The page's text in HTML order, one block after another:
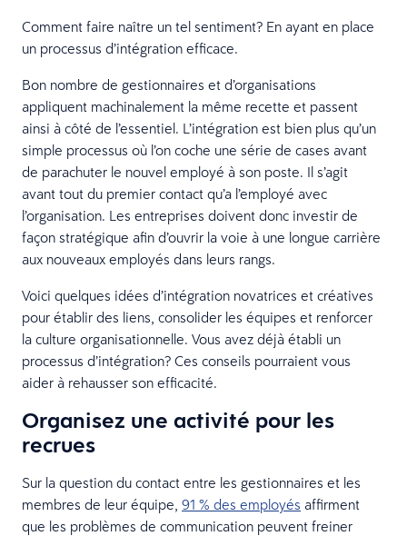
Comment faire naître un tel sentiment? En ayant en place
un processus d’intégration efficace.
Bon nombre de gestionnaires et d’organisations
appliquent machinalement la même recette et passent
ainsi à côté de l’essentiel. L’intégration est bien plus qu’un
simple processus où l’on coche une série de cases avant
de parachuter le nouvel employé à son poste. Il s’agit
avant tout du premier contact qu’a l’employé avec
l’organisation. Les entreprises doivent donc investir de
façon stratégique afin d’ouvrir la voie à une longue carrière
aux nouveaux employés dans leurs rangs.
Voici quelques idées d’intégration novatrices et créatives
pour établir des liens, consolider les équipes et renforcer
la culture organisationnelle. Vous avez déjà établi un
processus d’intégration? Ces conseils pourraient vous
aider à rehausser son efficacité.
Organisez une activité pour les
recrues
Sur la question du contact entre les gestionnaires et les
membres de leur équipe, 91 % des employés affirment
que les problèmes de communication peuvent freiner